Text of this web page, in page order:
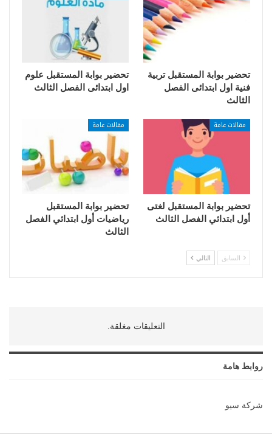
تحضير بوابة المستقبل تربية
فنية اول ابتدائى الفصل
الثالث
تحضير بوابة المستقبل علوم
اول ابتدائى الفصل الثالث
مقالات عامة
تحضير بوابة المستقبل لغتى
أول ابتدائي الفصل الثالث
مقالات عامة
تحضير بوابة المستقبل
رياضيات أول ابتدائي الفصل
الثالث
السابق التالي
التعليقات مغلقة.
روابط هامة
شركة سيو